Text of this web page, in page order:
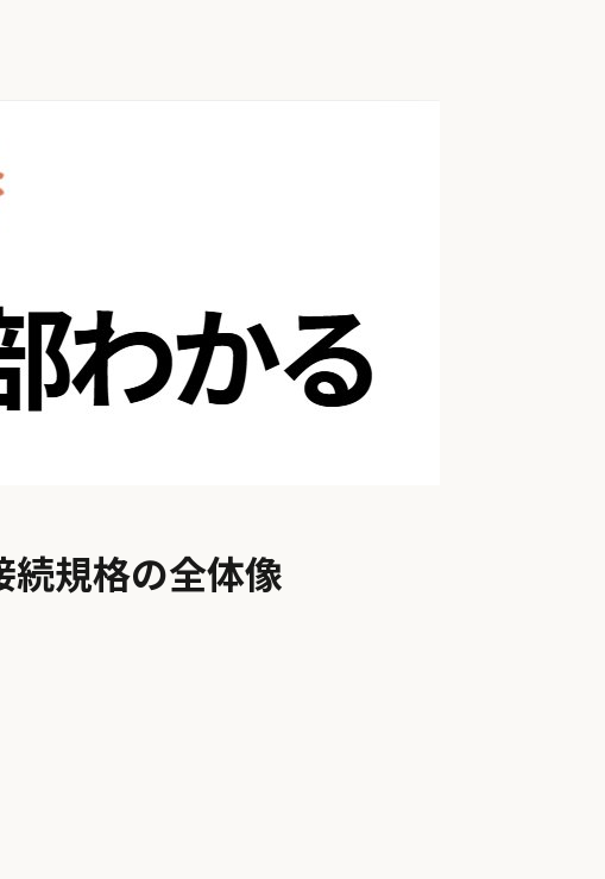
続規格の全体像